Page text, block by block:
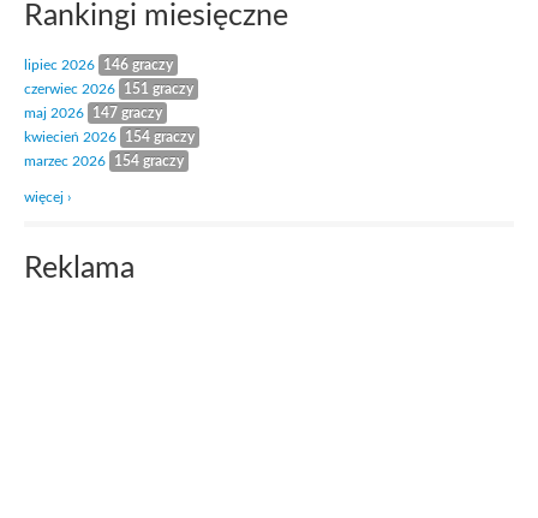
Rankingi miesięczne
lipiec 2026
146 graczy
czerwiec 2026
151 graczy
maj 2026
147 graczy
kwiecień 2026
154 graczy
marzec 2026
154 graczy
więcej ›
Reklama